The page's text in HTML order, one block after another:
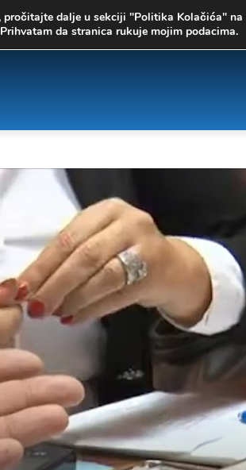
dalje u sekciji "Politika Kolačića" na
da stranica rukuje mojim podacima.